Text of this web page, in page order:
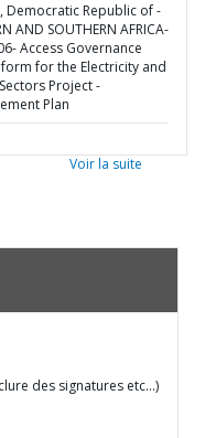
Democratic Republic of -
AND SOUTHERN AFRICA-
Access Governance
for the Electricity and
Project -
Plan
Voir la suite
des signatures etc…)